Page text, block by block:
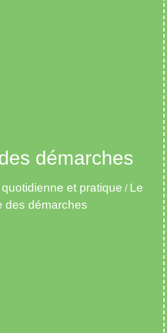
démarches
et pratique / Le
des démarches